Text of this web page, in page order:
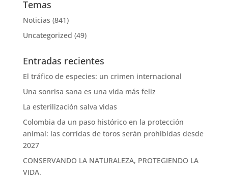
Temas
Noticias (841)
Uncategorized (49)
Entradas recientes
El tráfico de especies: un crimen internacional
Una sonrisa sana es una vida más feliz
La esterilización salva vidas
Colombia da un paso histórico en la protección
animal: las corridas de toros serán prohibidas desde
2027
CONSERVANDO LA NATURALEZA, PROTEGIENDO LA
VIDA.